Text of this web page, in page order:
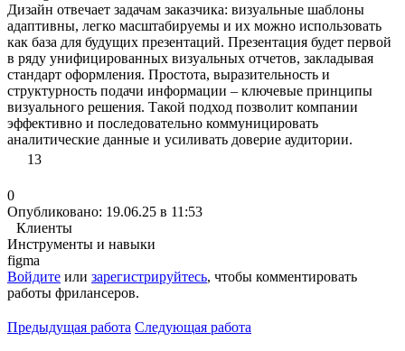
Дизайн отвечает задачам заказчика: визуальные шаблоны
адаптивны, легко масштабируемы и их можно использовать
как база для будущих презентаций. Презентация будет первой
в ряду унифицированных визуальных отчетов, закладывая
стандарт оформления. Простота, выразительность и
структурность подачи информации – ключевые принципы
визуального решения. Такой подход позволит компании
эффективно и последовательно коммуницировать
аналитические данные и усиливать доверие аудитории.
13
0
Опубликовано: 19.06.25 в 11:53
Клиенты
Инструменты и навыки
figma
Войдите или зарегистрируйтесь, чтобы комментировать
работы фрилансеров.
Предыдущая работа Следующая работа